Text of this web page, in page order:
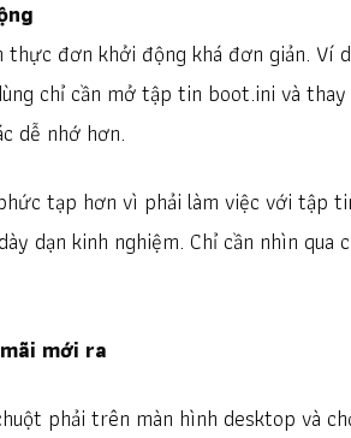
đơn khởi động khá đơn giản. Ví
chỉ cần mở tập tin boot.ini và
dễ nhớ hơn.
tạp hơn vì phải làm việc với tập
dạn kinh nghiệm. Chỉ cần nhìn
mới ra
phải trên màn hình desktop và